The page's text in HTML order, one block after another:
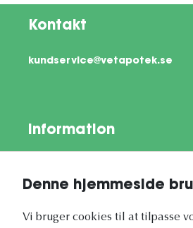
Denne hjemmeside
Vi bruger cookies til at tilpasse
Kontakt
kundservice@vetapotek.se
Information
Vores nyhedsbrev